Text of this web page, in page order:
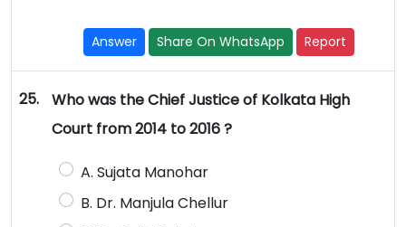
Answer Share On WhatsApp Report
25.
Who was the Chief Justice of Kolkata High
Court from 2014 to 2016 ?
A. Sujata Manohar
B. Dr. Manjula Chellur